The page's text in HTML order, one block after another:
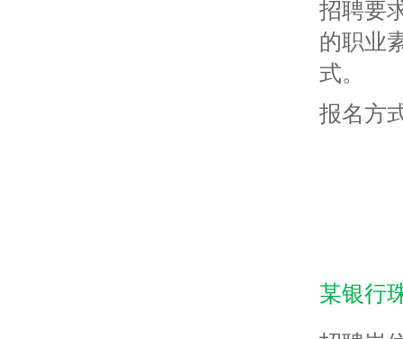
招聘要
的职业
式。
报名方
某银行